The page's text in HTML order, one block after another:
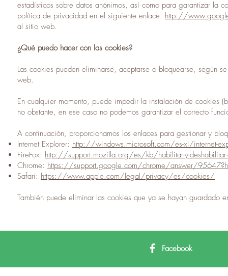
estadísticos sobre datos anónimos, así como para garantizar la
política de privacidad en el siguiente enlace: http://
al sitio web.
¿Qué puedo hacer con las cookies?
Las cookies pueden eliminarse, aceptarse o bloquearse, según
web.
En cualquier momento, puede impedir la instalación de cookies
no obstante, en ese caso no podemos garantizar el correcto
A continuación, proporcionamos los enlaces para gestionar y
Internet Explorer: http://windows.microsoft.com/es-xl/internet-
FireFox: http://support.mozilla.org/es/kb/habilitar-y-deshabilitar-
Chrome: https://support.google.com/chrome/answer/
Safari: https://www.apple.com/legal/privacy/es/cookies/
También puede eliminar las cookies que ya se hayan guardado
Facebook